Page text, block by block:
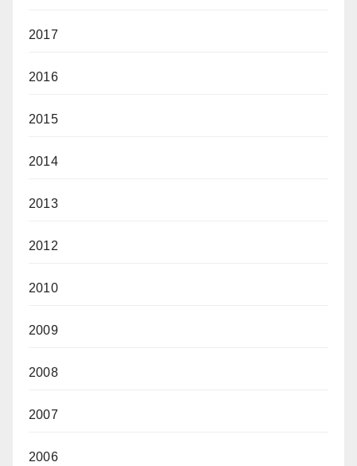
2017
2016
2015
2014
2013
2012
2010
2009
2008
2007
2006